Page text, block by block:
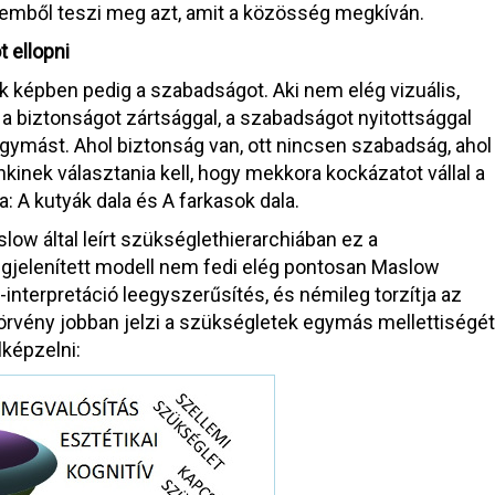
teszi meg azt, amit a közösség megkíván.
ellopni
pedig a szabadságot. Aki nem elég vizuális,
biztonságot zártsággal, a szabadságot nyitottsággal
Ahol biztonság van, ott nincsen szabadság, ahol
választania kell, hogy mekkora kockázatot vállal a
A kutyák dala és A farkasok dala.
által leírt szükséglethierarchiában ez a
modell nem fedi elég pontosan Maslow
leegyszerűsítés, és némileg torzítja az
jobban jelzi a szükségletek egymás mellettiségét